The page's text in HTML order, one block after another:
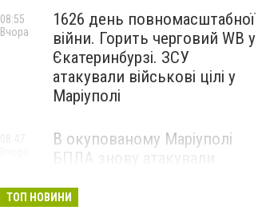
1626 день повномасштабної
війни. Горить черговий WB у
Єкатеринбурзі. ЗСУ
атакували військові цілі у
Маріуполі
08:55
Вчора
В окупованому Маріуполі
БПЛА знову атакували
— ВІДЕО
ТОП НОВИНИ